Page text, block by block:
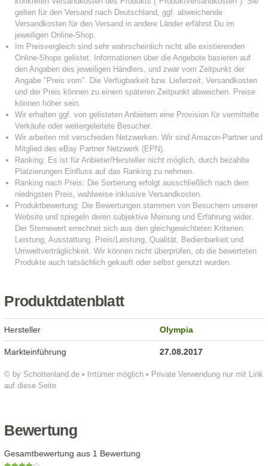
Produktdatenblatt
© by Schottenland.de • Irrtümer möglich • Private Verwendung nur mit Link
auf diese Seite
Hersteller Olympia
Markteinführung 27.08.2017
Bewertung
Gesamtbewertung aus 1 Bewertung